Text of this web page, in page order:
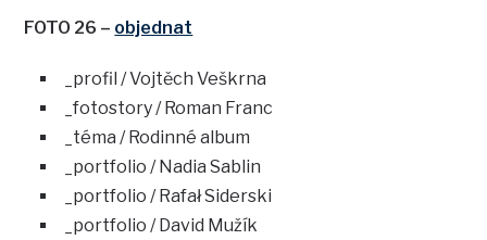
FOTO 26 – objednat
_profil / Vojtěch Veškrna
_fotostory / Roman Franc
_téma / Rodinné album
_portfolio / Nadia Sablin
_portfolio / Rafał Siderski
_portfolio / David Mužík